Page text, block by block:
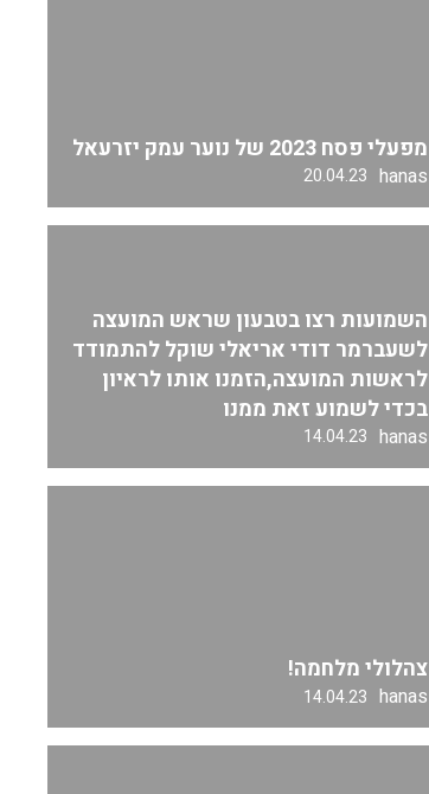
מפעלי פסח 2023 של נוער עמק יזרעאל
hanas
20.04.23
השמועות רצו בטבעון שראש המועצה
לשעברמר דודי אריאלי שוקל להתמודד
לראשות המועצה,הזמנו אותו לראיון
בכדי לשמוע זאת ממנו
hanas
14.04.23
צהלולי מלחמה!
hanas
14.04.23